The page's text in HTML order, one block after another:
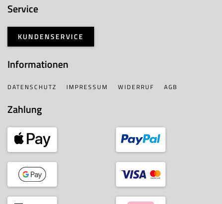
Service
KUNDENSERVICE
Informationen
DATENSCHUTZ IMPRESSUM WIDERRUF AGB
Zahlung